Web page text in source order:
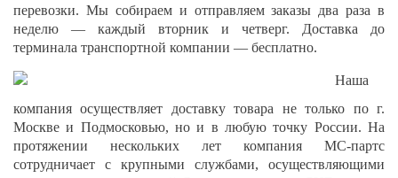
перевозки. Мы собираем и отправляем заказы два раза в
неделю — каждый вторник и четверг. Доставка до
терминала транспортной компании — бесплатно.
Наша
компания осуществляет доставку товара не только по г.
Москве и Подмосковью, но и в любую точку России. На
протяжении нескольких лет компания МС-партс
сотрудничает с крупными службами, осуществляющими